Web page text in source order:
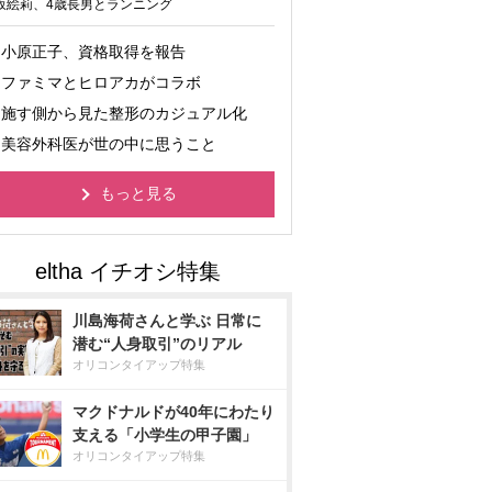
絵莉、4歳長男とランニング
小原正子、資格取得を報告
ファミマとヒロアカがコラボ
施す側から見た整形のカジュアル化
美容外科医が世の中に思うこと
もっと見る
川島海荷さんと学ぶ 日常に
潜む“人身取引”のリアル
オリコンタイアップ特集
マクドナルドが40年にわたり
支える「小学生の甲子園」
オリコンタイアップ特集